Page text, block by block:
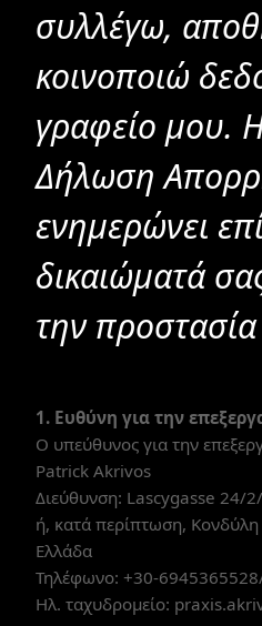
συλλέγω,
κοινοποιώ
γραφείο μου.
Δήλωση
ενημερώνει
δικαιώματά
την
1. Ευθύνη για την
Ο υπεύθυνος για την
Patrick Akrivos
Διεύθυνση: Lascygasse 24/
ή, κατά περίπτωση,
Ελλάδα
Τηλέφωνο: +30-
Ηλ. ταχυδρομείο: